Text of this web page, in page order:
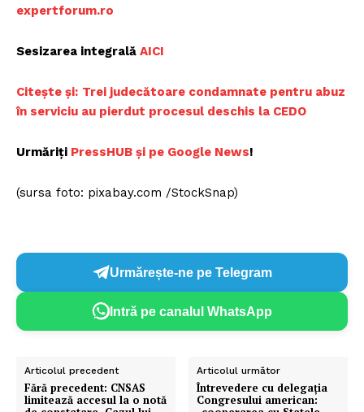
expertforum.ro
Sesizarea integrală AICI
Citește și: Trei judecătoare condamnate pentru abuz
în serviciu au pierdut procesul deschis la CEDO
Urmăriți PressHUB și pe Google News!
(sursa foto: pixabay.com /StockSnap)
Urmărește-ne pe Telegram
Intră pe canalul WhatsApp
Articolul precedent
Fără precedent: CNSAS
limitează accesul la o notă
Articolul următor
Întrevedere cu delegația
Congresului american: